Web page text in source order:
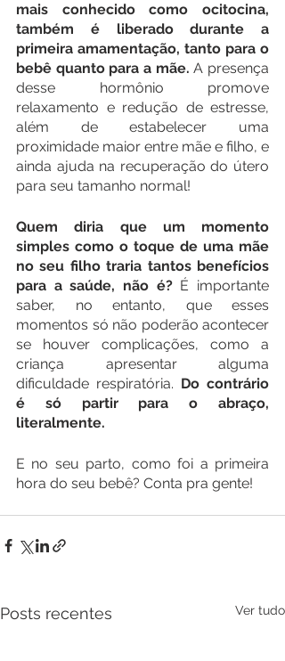
mais conhecido como ocitocina,
também é liberado durante a
primeira amamentação, tanto para o
bebê quanto para a mãe. A presença
desse hormônio promove
relaxamento e redução de estresse,
além de estabelecer uma
proximidade maior entre mãe e filho, e
ainda ajuda na recuperação do útero
para seu tamanho normal!
Quem diria que um momento
simples como o toque de uma mãe
no seu filho traria tantos benefícios
para a saúde, não é? É importante
saber, no entanto, que esses
momentos só não poderão acontecer
se houver complicações, como a
criança apresentar alguma
dificuldade respiratória. Do contrário
é só partir para o abraço,
literalmente.
E no seu parto, como foi a primeira
hora do seu bebê? Conta pra gente!
Posts recentes Ver tudo